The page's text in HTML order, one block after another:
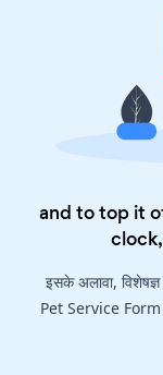
and to top it
इसके अलावा,
Pet Service Form